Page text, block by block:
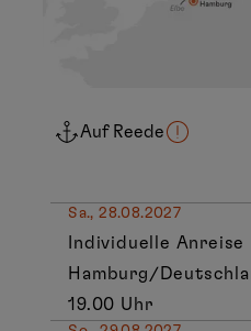
Auf Reede
Sa., 28.08.2027
Individuelle Anreise
Hamburg/
19.00 Uhr